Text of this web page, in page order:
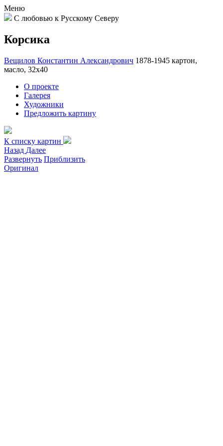
Меню
С любовью к Русскому Северу
Корсика
Вещилов Константин Александрович 1878-1945 картон,
масло, 32х40
О проекте
Галерея
Художники
Предложить картину
К списку картин
Назад Далее
Развернуть Приблизить
Оригинал